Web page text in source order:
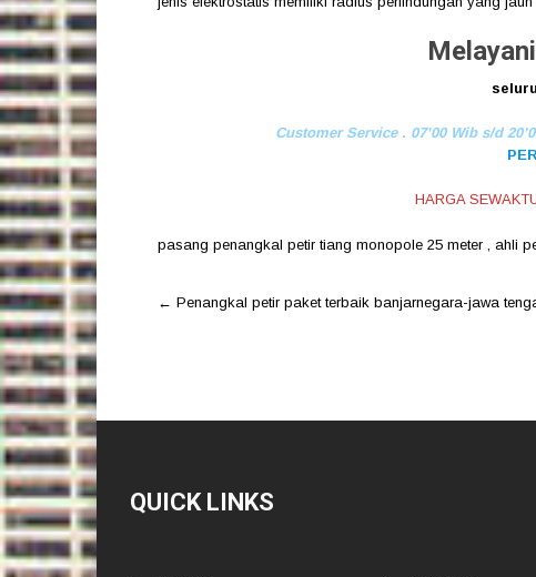
Customer Service . 07’00 Wib s/d
HARGA
pasang penangkal petir tiang monopole 25 meter , ahli
Post
← Penangkal petir paket terbaik banjarnegara-jawa
QUICK LINKS